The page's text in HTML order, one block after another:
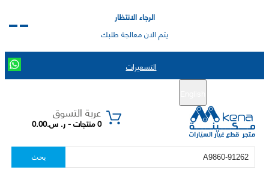
الرجاء الانتظار
يتم الان معالجة طلبك
التسعيرات
عربة التسوق
0 منتجات - ر. س.0.00
بحث